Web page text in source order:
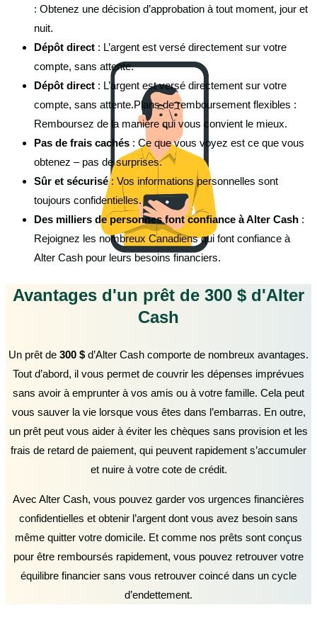
: Obtenez une décision d’approbation à tout moment, jour et
nuit.
Dépôt direct : L’argent est versé directement sur votre
compte, sans attente.
Dépôt direct : L’argent est versé directement sur votre
compte, sans attente.Plans de remboursement flexibles :
Remboursez de la manière qui vous convient le mieux.
Pas de frais cachés : Ce que vous voyez est ce que vous
obtenez – pas de surprises.
Sûr et sécurisé: Vos informations personnelles sont
toujours confidentielles.
Des milliers de personnes font confiance à Alter Cash :
Rejoignez les nombreux Canadiens qui font confiance à
Alter Cash pour leurs besoins financiers.
Avantages d'un prêt de 300 $ d'Alter
Cash
Un prêt de 300 $ d’Alter Cash comporte de nombreux avantages.
Tout d’abord, il vous permet de couvrir les dépenses imprévues
sans avoir à emprunter à vos amis ou à votre famille. Cela peut
vous sauver la vie lorsque vous êtes dans l’embarras. En outre,
un prêt peut vous aider à éviter les chèques sans provision et les
frais de retard de paiement, qui peuvent rapidement s’accumuler
et nuire à votre cote de crédit.
Avec Alter Cash, vous pouvez garder vos urgences financières
confidentielles et obtenir l’argent dont vous avez besoin sans
même quitter votre domicile. Et comme nos prêts sont conçus
pour être remboursés rapidement, vous pouvez retrouver votre
équilibre financier sans vous retrouver coincé dans un cycle
d’endettement.